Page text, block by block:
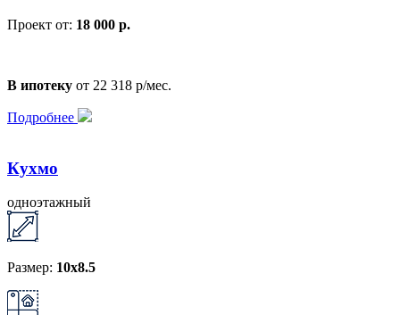
Проект от: 18 000 р.
В ипотеку от 22 318 р/мес.
Подробнее
Кухмо
одноэтажный
Размер: 10х8.5